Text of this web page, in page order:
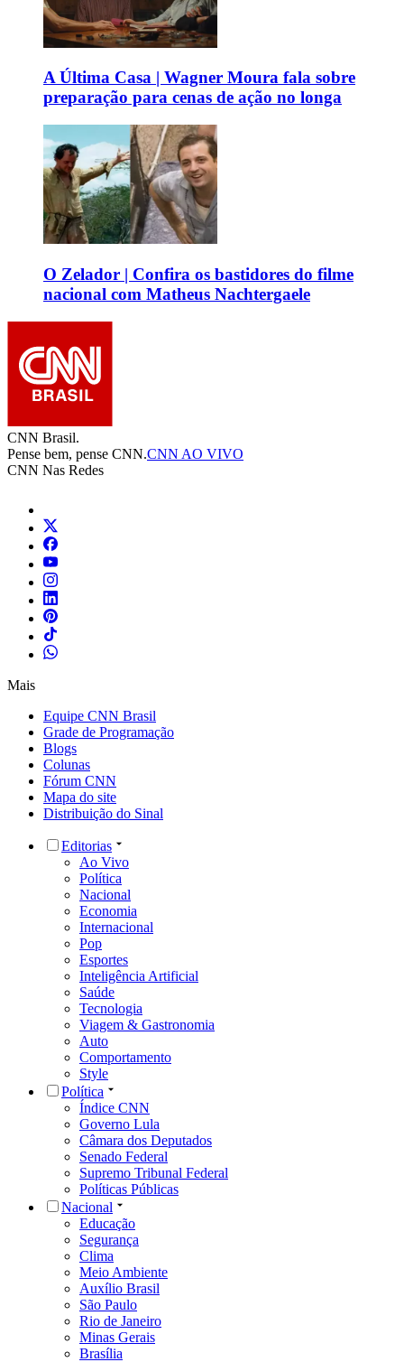
A Última Casa | Wagner Moura fala sobre
preparação para cenas de ação no longa
O Zelador | Confira os bastidores do filme
nacional com Matheus Nachtergaele
CNN Brasil.
Pense bem, pense CNN.CNN AO VIVO
CNN Nas Redes
Mais
Equipe CNN Brasil
Grade de Programação
Blogs
Colunas
Fórum CNN
Mapa do site
Distribuição do Sinal
Editorias
Ao Vivo
Política
Nacional
Economia
Internacional
Pop
Esportes
Inteligência Artificial
Saúde
Tecnologia
Viagem & Gastronomia
Auto
Comportamento
Style
Política
Índice CNN
Governo Lula
Câmara dos Deputados
Senado Federal
Supremo Tribunal Federal
Políticas Públicas
Nacional
Educação
Segurança
Clima
Meio Ambiente
Auxílio Brasil
São Paulo
Rio de Janeiro
Minas Gerais
Brasília